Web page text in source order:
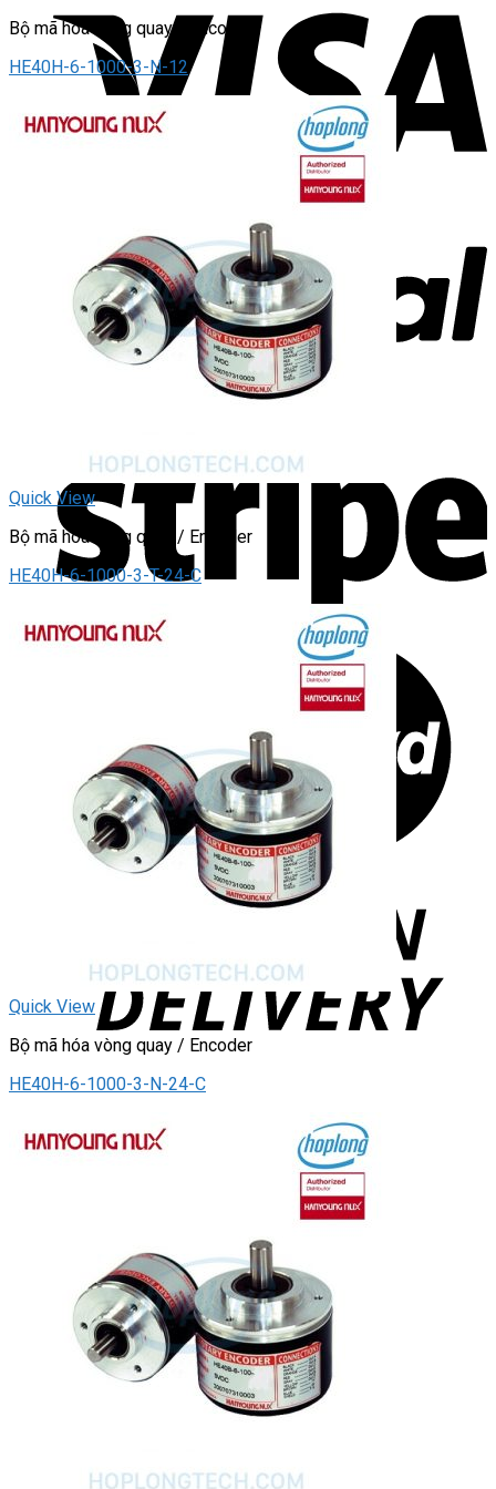
Bộ mã hóa vòng quay / Encoder
HE40H-6-1000-3-N-12
Quick View
Bộ mã hóa vòng quay / Encoder
HE40H-6-1000-3-T-24-C
Quick View
Bộ mã hóa vòng quay / Encoder
HE40H-6-1000-3-N-24-C